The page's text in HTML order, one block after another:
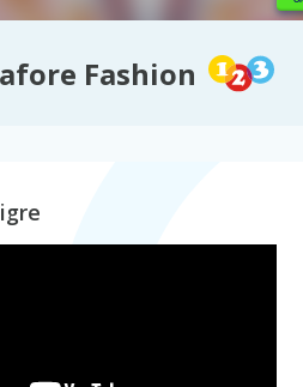
Fashion